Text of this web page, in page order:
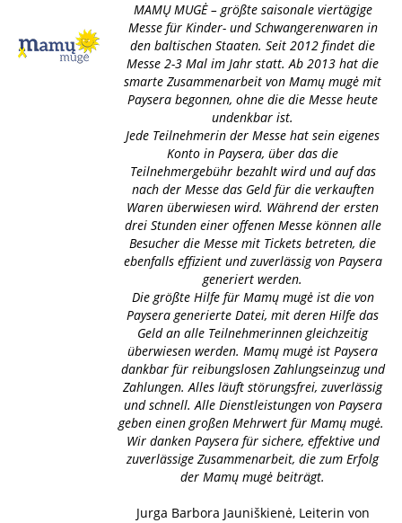
MAMŲ MUGĖ – größte saisonale viertägige
Messe für Kinder- und Schwangerenwaren in
den baltischen Staaten. Seit 2012 findet die
Messe 2-3 Mal im Jahr statt. Ab 2013 hat die
smarte Zusammenarbeit von Mamų mugė mit
Paysera begonnen, ohne die die Messe heute
undenkbar ist.
Jede Teilnehmerin der Messe hat sein eigenes
Konto in Paysera, über das die
Teilnehmergebühr bezahlt wird und auf das
nach der Messe das Geld für die verkauften
Waren überwiesen wird. Während der ersten
drei Stunden einer offenen Messe können alle
Besucher die Messe mit Tickets betreten, die
ebenfalls effizient und zuverlässig von Paysera
generiert werden.
Die größte Hilfe für Mamų mugė ist die von
Paysera generierte Datei, mit deren Hilfe das
Geld an alle Teilnehmerinnen gleichzeitig
überwiesen werden. Mamų mugė ist Paysera
dankbar für reibungslosen Zahlungseinzug und
Zahlungen. Alles läuft störungsfrei, zuverlässig
und schnell. Alle Dienstleistungen von Paysera
geben einen großen Mehrwert für Mamų mugė.
Wir danken Paysera für sichere, effektive und
zuverlässige Zusammenarbeit, die zum Erfolg
der Mamų mugė beiträgt.
Jurga Barbora Jauniškienė, Leiterin von